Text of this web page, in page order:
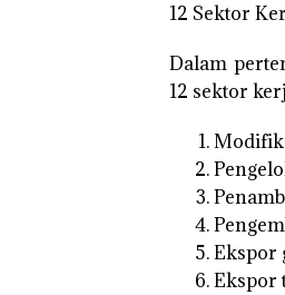
12 Sektor
Dalam
12 sektor
Ekspor
Ekspor